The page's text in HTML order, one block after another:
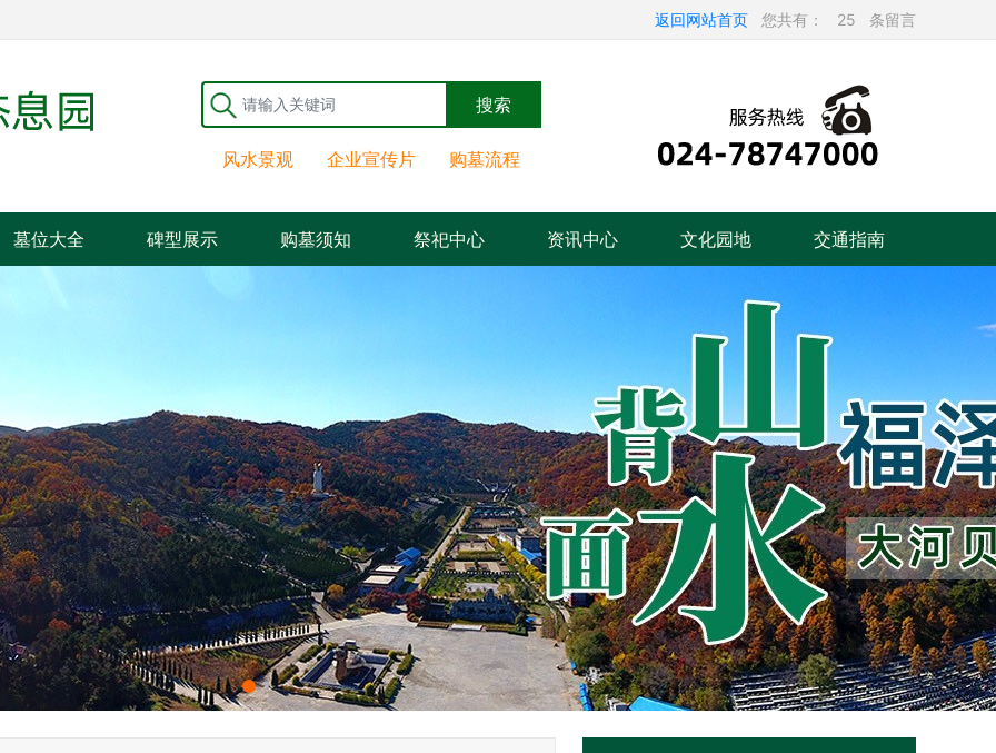
返回网站首页 您共有： 25 条留言
搜索
风水景观 企业宣传片 购墓流程
墓位大全 碑型展示 购墓须知 祭祀中心 资讯中心 文化园地 交通指南